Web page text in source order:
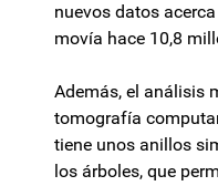
nuevos datos
movía hace 10,8
Además, el análisis
tomografía
tiene unos anillos
los árboles, que